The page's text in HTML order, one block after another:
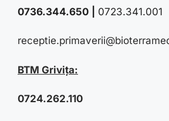
0736.344.650 0723.341.001
BTM Grivița:
0724.262.110